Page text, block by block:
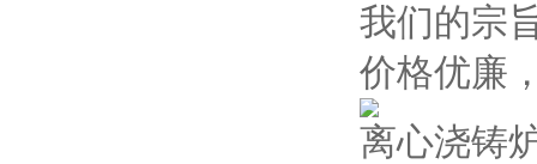
我们的宗
价格优廉
离心浇铸